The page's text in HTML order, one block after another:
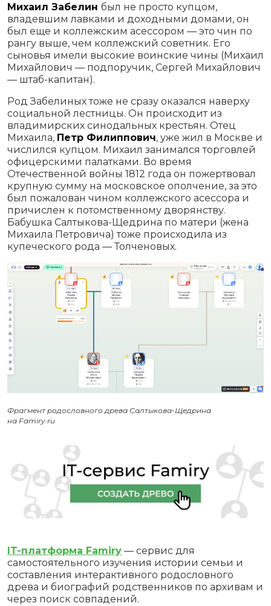
Михаил Забелин был не просто купцом,
владевшим лавками и доходными домами, он
был еще и коллежским асессором — это чин по
рангу выше, чем коллежский советник. Его
сыновья имели высокие воинские чины (Михаил
Михайлович — подпоручик, Сергей Михайлович
— штаб-капитан).
Род Забелиных тоже не сразу оказался наверху
социальной лестницы. Он происходит из
владимирских синодальных крестьян. Отец
Михаила, Петр Филиппович, уже жил в Москве и
числился купцом. Михаил занимался торговлей
офицерскими палатками. Во время
Отечественной войны 1812 года он пожертвовал
крупную сумму на московское ополчение, за это
был пожалован чином коллежского асессора и
причислен к потомственному дворянству.
Бабушка Салтыкова-Щедрина по матери (жена
Михаила Петровича) тоже происходила из
купеческого рода — Толченовых.
Фрагмент родословного древа Салтыкова-Щедрина
на Famiry.ru
IT-платформа Famiry — сервис для
самостоятельного изучения истории семьи и
составления интерактивного родословного
древа и биографий родственников по архивам и
через поиск совпадений.